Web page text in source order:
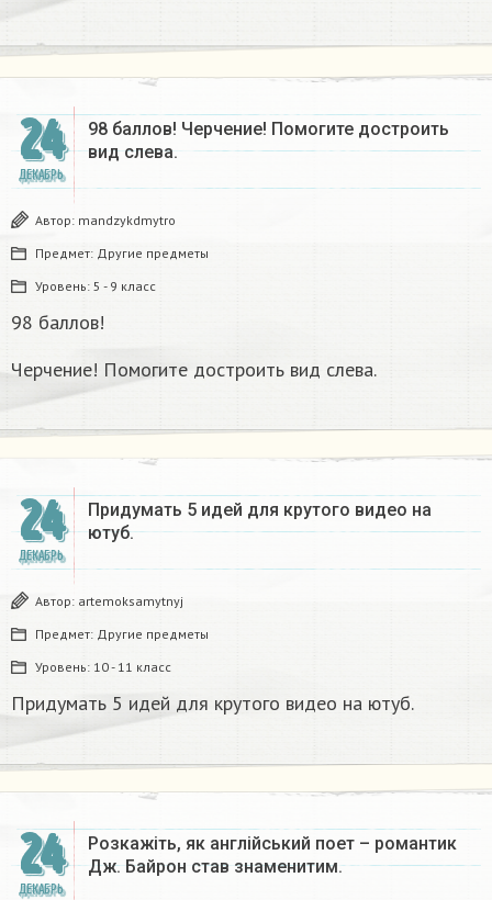
24
ДЕКАБРЬ
98 баллов! Черчение! Помогите достроить
вид слева.
Автор: mandzykdmytro
Предмет: Другие предметы
Уровень: 5 - 9 класс
98 баллов!
Черчение! Помогите достроить вид слева.
24
ДЕКАБРЬ
Придумать 5 идей для крутого видео на
ютуб.
Автор: artemoksamytnyj
Предмет: Другие предметы
Уровень: 10 - 11 класс
Придумать 5 идей для крутого видео на ютуб.
24
ДЕКАБРЬ
Розкажіть, як англійський поет – романтик
Дж. Байрон став знаменитим.​